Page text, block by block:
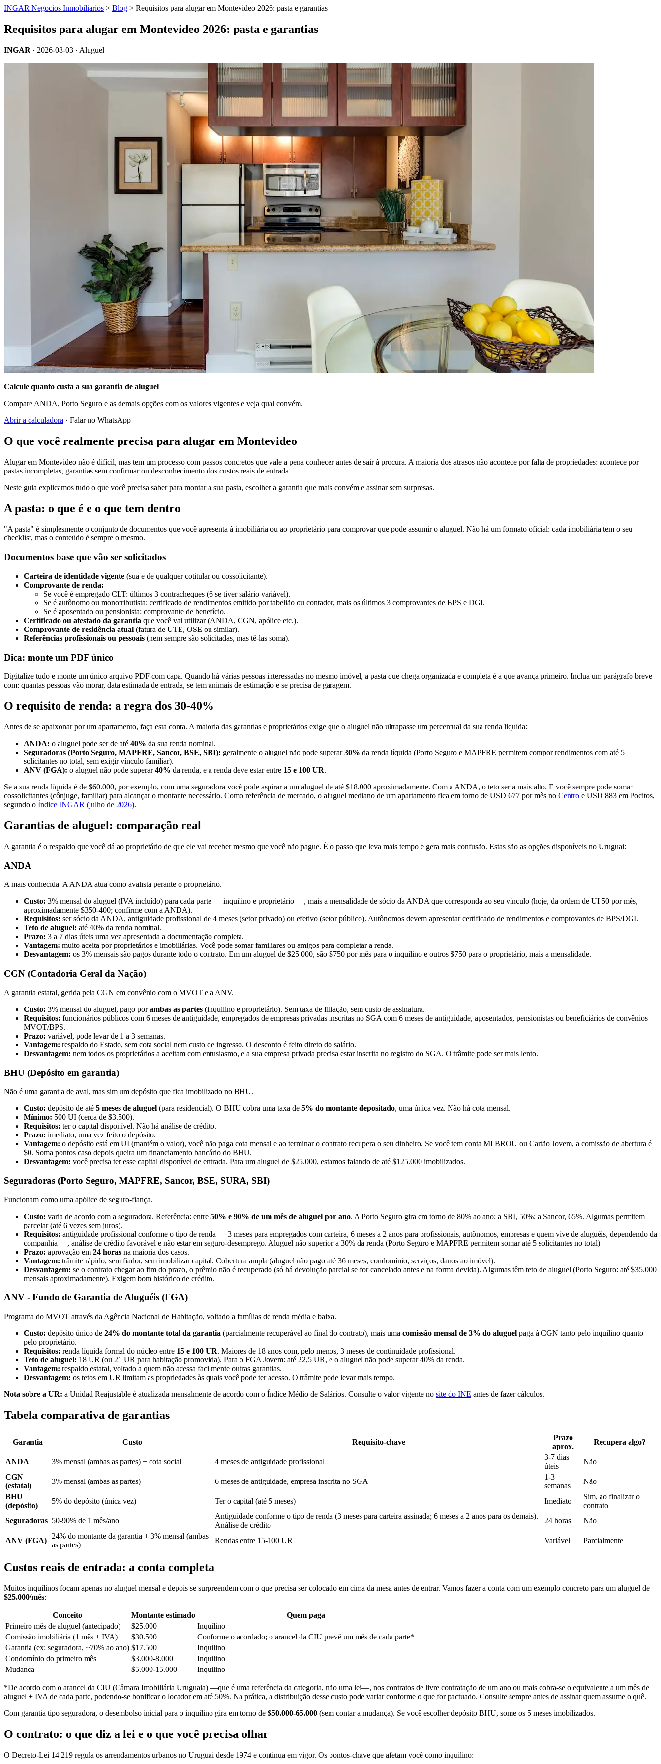
INGAR Negocios Inmobiliarios > Blog > Requisitos para alugar em Montevideo 2026: pasta e garantias
Requisitos para alugar em Montevideo 2026: pasta e garantias
INGAR · 2026-08-03 · Aluguel
Calcule quanto custa a sua garantia de aluguel
Compare ANDA, Porto Seguro e as demais opções com os valores vigentes e veja qual convém.
Abrir a calculadora · Falar no WhatsApp
O que você realmente precisa para alugar em Montevideo
Alugar em Montevideo não é difícil, mas tem um processo com passos concretos que vale a pena conhecer antes de sair à procura. A maioria dos atrasos não acontece por falta de propriedades: acontece por
pastas incompletas, garantias sem confirmar ou desconhecimento dos custos reais de entrada.
Neste guia explicamos tudo o que você precisa saber para montar a sua pasta, escolher a garantia que mais convém e assinar sem surpresas.
A pasta: o que é e o que tem dentro
"A pasta" é simplesmente o conjunto de documentos que você apresenta à imobiliária ou ao proprietário para comprovar que pode assumir o aluguel. Não há um formato oficial: cada imobiliária tem o seu
checklist, mas o conteúdo é sempre o mesmo.
Documentos base que vão ser solicitados
Carteira de identidade vigente (sua e de qualquer cotitular ou cossolicitante).
Comprovante de renda:
Se você é empregado CLT: últimos 3 contracheques (6 se tiver salário variável).
Se é autônomo ou monotributista: certificado de rendimentos emitido por tabelião ou contador, mais os últimos 3 comprovantes de BPS e DGI.
Se é aposentado ou pensionista: comprovante de benefício.
Certificado ou atestado da garantia que você vai utilizar (ANDA, CGN, apólice etc.).
Comprovante de residência atual (fatura de UTE, OSE ou similar).
Referências profissionais ou pessoais (nem sempre são solicitadas, mas tê-las soma).
Dica: monte um PDF único
Digitalize tudo e monte um único arquivo PDF com capa. Quando há várias pessoas interessadas no mesmo imóvel, a pasta que chega organizada e completa é a que avança primeiro. Inclua um parágrafo breve
com: quantas pessoas vão morar, data estimada de entrada, se tem animais de estimação e se precisa de garagem.
O requisito de renda: a regra dos 30-40%
Antes de se apaixonar por um apartamento, faça esta conta. A maioria das garantias e proprietários exige que o aluguel não ultrapasse um percentual da sua renda líquida:
ANDA: o aluguel pode ser de até 40% da sua renda nominal.
Seguradoras (Porto Seguro, MAPFRE, Sancor, BSE, SBI): geralmente o aluguel não pode superar30% da renda líquida (Porto Seguro e MAPFRE permitem compor rendimentos com até 5
solicitantes no total, sem exigir vínculo familiar).
ANV (FGA): o aluguel não pode superar40% da renda, e a renda deve estar entre 15 e 100 UR.
Se a sua renda líquida é de $60.000, por exemplo, com uma seguradora você pode aspirar a um aluguel de até $18.000 aproximadamente. Com a ANDA, o teto seria mais alto. E você sempre pode somar
cossolicitantes (cônjuge, familiar) para alcançar o montante necessário. Como referência de mercado, o aluguel mediano de um apartamento fica em torno de USD 677 por mês no Centro e USD 883 em Pocitos,
segundo o Índice INGAR (julho de 2026).
Garantias de aluguel: comparação real
A garantia é o respaldo que você dá ao proprietário de que ele vai receber mesmo que você não pague. É o passo que leva mais tempo e gera mais confusão. Estas são as opções disponíveis no Uruguai:
ANDA
A mais conhecida. A ANDA atua como avalista perante o proprietário.
Custo: 3% mensal do aluguel (IVA incluído) para cada parte — inquilino e proprietário —, mais a mensalidade de sócio da ANDA que corresponda ao seu vínculo (hoje, da ordem de UI 50 por mês,
aproximadamente $350-400; confirme com a ANDA).
Requisitos: ser sócio da ANDA, antiguidade profissional de 4 meses (setor privado) ou efetivo (setor público). Autônomos devem apresentar certificado de rendimentos e comprovantes de BPS/DGI.
Teto de aluguel: até 40% da renda nominal.
Prazo: 3 a 7 dias úteis uma vez apresentada a documentação completa.
Vantagem: muito aceita por proprietários e imobiliárias. Você pode somar familiares ou amigos para completar a renda.
Desvantagem: os 3% mensais são pagos durante todo o contrato. Em um aluguel de $25.000, são $750 por mês para o inquilino e outros $750 para o proprietário, mais a mensalidade.
CGN (Contadoria Geral da Nação)
A garantia estatal, gerida pela CGN em convênio com o MVOT e a ANV.
Custo: 3% mensal do aluguel, pago porambas as partes (inquilino e proprietário). Sem taxa de filiação, sem custo de assinatura.
Requisitos: funcionários públicos com 6 meses de antiguidade, empregados de empresas privadas inscritas no SGA com 6 meses de antiguidade, aposentados, pensionistas ou beneficiários de convênios
MVOT/BPS.
Prazo: variável, pode levar de 1 a 3 semanas.
Vantagem: respaldo do Estado, sem cota social nem custo de ingresso. O desconto é feito direto do salário.
Desvantagem: nem todos os proprietários a aceitam com entusiasmo, e a sua empresa privada precisa estar inscrita no registro do SGA. O trâmite pode ser mais lento.
BHU (Depósito em garantia)
Não é uma garantia de aval, mas sim um depósito que fica imobilizado no BHU.
Custo: depósito de até 5 meses de aluguel (para residencial). O BHU cobra uma taxa de 5% do montante depositado, uma única vez. Não há cota mensal.
Mínimo: 500 UI (cerca de $3.500).
Requisitos: ter o capital disponível. Não há análise de crédito.
Prazo: imediato, uma vez feito o depósito.
Vantagem: o depósito está em UI (mantém o valor), você não paga cota mensal e ao terminar o contrato recupera o seu dinheiro. Se você tem conta MI BROU ou Cartão Jovem, a comissão de abertura é
$0. Soma pontos caso depois queira um financiamento bancário do BHU.
Desvantagem: você precisa ter esse capital disponível de entrada. Para um aluguel de $25.000, estamos falando de até $125.000 imobilizados.
Seguradoras (Porto Seguro, MAPFRE, Sancor, BSE, SURA, SBI)
Funcionam como uma apólice de seguro-fiança.
Custo: varia de acordo com a seguradora. Referência: entre 50% e 90% de um mês de aluguel por ano. A Porto Seguro gira em torno de 80% ao ano; a SBI, 50%; a Sancor, 65%. Algumas permitem
parcelar (até 6 vezes sem juros).
Requisitos: antiguidade profissional conforme o tipo de renda — 3 meses para empregados com carteira, 6 meses a 2 anos para profissionais, autônomos, empresas e quem vive de aluguéis, dependendo da
companhia —, análise de crédito favorável e não estar em seguro-desemprego. Aluguel não superior a 30% da renda (Porto Seguro e MAPFRE permitem somar até 5 solicitantes no total).
Prazo: aprovação em 24 horas na maioria dos casos.
Vantagem: trâmite rápido, sem fiador, sem imobilizar capital. Cobertura ampla (aluguel não pago até 36 meses, condomínio, serviços, danos ao imóvel).
Desvantagem: se o contrato chegar ao fim do prazo, o prêmio não é recuperado (só há devolução parcial se for cancelado antes e na forma devida). Algumas têm teto de aluguel (Porto Seguro: até $35.000
mensais aproximadamente). Exigem bom histórico de crédito.
ANV - Fundo de Garantia de Aluguéis (FGA)
Programa do MVOT através da Agência Nacional de Habitação, voltado a famílias de renda média e baixa.
Custo: depósito único de 24% do montante total da garantia (parcialmente recuperável ao final do contrato), mais uma comissão mensal de 3% do aluguel paga à CGN tanto pelo inquilino quanto
pelo proprietário.
Requisitos: renda líquida formal do núcleo entre 15 e 100 UR. Maiores de 18 anos com, pelo menos, 3 meses de continuidade profissional.
Teto de aluguel: 18 UR (ou 21 UR para habitação promovida). Para o FGA Jovem: até 22,5 UR, e o aluguel não pode superar 40% da renda.
Vantagem: respaldo estatal, voltado a quem não acessa facilmente outras garantias.
Desvantagem: os tetos em UR limitam as propriedades às quais você pode ter acesso. O trâmite pode levar mais tempo.
Nota sobre a UR: a Unidad Reajustable é atualizada mensalmente de acordo com o Índice Médio de Salários. Consulte o valor vigente no site do INE antes de fazer cálculos.
Tabela comparativa de garantias
Garantia Custo Requisito-chave
Prazo
aprox.
Recupera algo?
ANDA 3% mensal (ambas as partes) + cota social 4 meses de antiguidade profissional
3-7 dias
úteis
Não
CGN
(estatal)
3% mensal (ambas as partes) 6 meses de antiguidade, empresa inscrita no SGA
1-3
semanas
Não
BHU
(depósito)
5% do depósito (única vez) Ter o capital (até 5 meses) Imediato
Sim, ao finalizar o
contrato
Seguradoras 50-90% de 1 mês/ano
Antiguidade conforme o tipo de renda (3 meses para carteira assinada; 6 meses a 2 anos para os demais).
Análise de crédito
24 horas Não
ANV (FGA)
24% do montante da garantia + 3% mensal (ambas
as partes)
Rendas entre 15-100 UR Variável Parcialmente
Custos reais de entrada: a conta completa
Muitos inquilinos focam apenas no aluguel mensal e depois se surpreendem com o que precisa ser colocado em cima da mesa antes de entrar. Vamos fazer a conta com um exemplo concreto para um aluguel de
$25.000/mês:
Conceito Montante estimado
Quem paga
Primeiro mês de aluguel (antecipado)
$25.000
Inquilino
Comissão imobiliária (1 mês + IVA)
$30.500
Conforme o acordado; o arancel da CIU prevê um mês de cada parte*
Garantia (ex: seguradora, ~70% ao ano) $17.500
Inquilino
Condomínio do primeiro mês
$3.000-8.000
Inquilino
Mudança
$5.000-15.000 Inquilino
*De acordo com o arancel da CIU (Câmara Imobiliária Uruguaia) —que é uma referência da categoria, não uma lei—, nos contratos de livre contratação de um ano ou mais cobra-se o equivalente a um mês de
aluguel + IVA de cada parte, podendo-se bonificar o locador em até 50%. Na prática, a distribuição desse custo pode variar conforme o que for pactuado. Consulte sempre antes de assinar quem assume o quê.
Com garantia tipo seguradora, o desembolso inicial para o inquilino gira em torno de $50.000-65.000 (sem contar a mudança). Se você escolher depósito BHU, some os 5 meses imobilizados.
O contrato: o que diz a lei e o que você precisa olhar
O Decreto-Lei 14.219 regula os arrendamentos urbanos no Uruguai desde 1974 e continua em vigor. Os pontos-chave que afetam você como inquilino: